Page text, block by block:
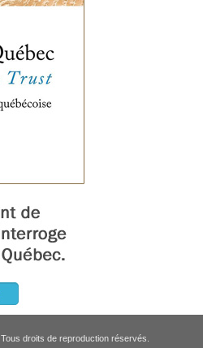
droits de reproduction réservés.